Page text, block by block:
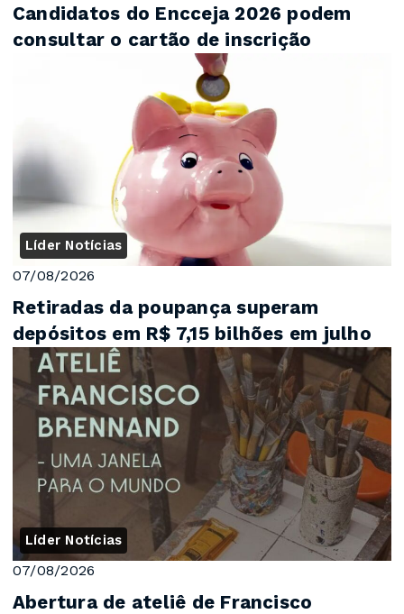
Candidatos do Encceja 2026 podem
consultar o cartão de inscrição
Líder Notícias
07/08/2026
Retiradas da poupança superam
depósitos em R$ 7,15 bilhões em julho
Líder Notícias
07/08/2026
Abertura de ateliê de Francisco